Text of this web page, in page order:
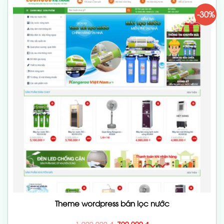
-30%
Theme wordpress bán lọc nước